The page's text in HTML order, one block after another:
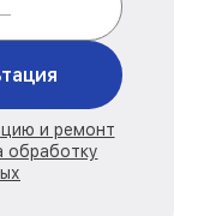
и ремонт
обработку